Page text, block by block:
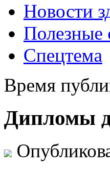
Новости
Полезные
Спецтема
Время
Дипломы